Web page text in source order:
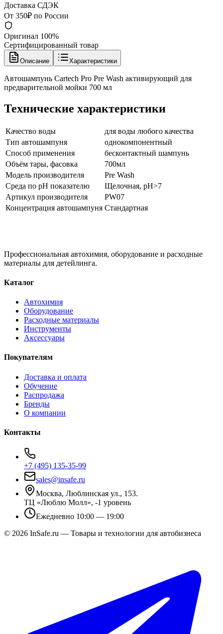
Доставка СДЭК
От 350₽ по России
Оригинал 100%
Сертифицированный товар
Описание Характеристики
Автошампунь Cartech Pro Pre Wash активирующий для
предварительной мойки 700 мл
Технические характеристики
Качество воды
для воды любого качества
Тип автошампуня
однокомпонентный
Способ применения
бесконтактный шампунь
Объём тары, фасовка
700мл
Модель производителя
Pre Wash
Среда по pH показателю
Щелочная, pH>7
Артикул производителя
PW07
Концентрация автошампуня Стандартная
Профессиональная автохимия, оборудование и расходные
материалы для детейлинга.
Каталог
Автохимия
Оборудование
Расходные материалы
Инструменты
Аксессуары
Покупателям
Доставка и оплата
Обучение
Распродажа
Бренды
О компании
Контакты
+7 (495) 135-35-99
sales@insafe.ru
Москва, Люблинская ул., 153.
ТЦ «Люблю Молл», -1 уровень
Ежедневно 10:00 — 19:00
© 2026 InSafe.ru — Товары и технологии для автобизнеса